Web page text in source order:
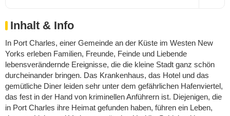
Inhalt & Info
In Port Charles, einer Gemeinde an der Küste im Westen New
Yorks erleben Familien, Freunde, Feinde und Liebende
lebensverändernde Ereignisse, die die kleine Stadt ganz schön
durcheinander bringen. Das Krankenhaus, das Hotel und das
gemütliche Diner leiden sehr unter dem gefährlichen Hafenviertel,
das fest in der Hand von kriminellen Anführern ist. Diejenigen, die
in Port Charles ihre Heimat gefunden haben, führen ein Leben,